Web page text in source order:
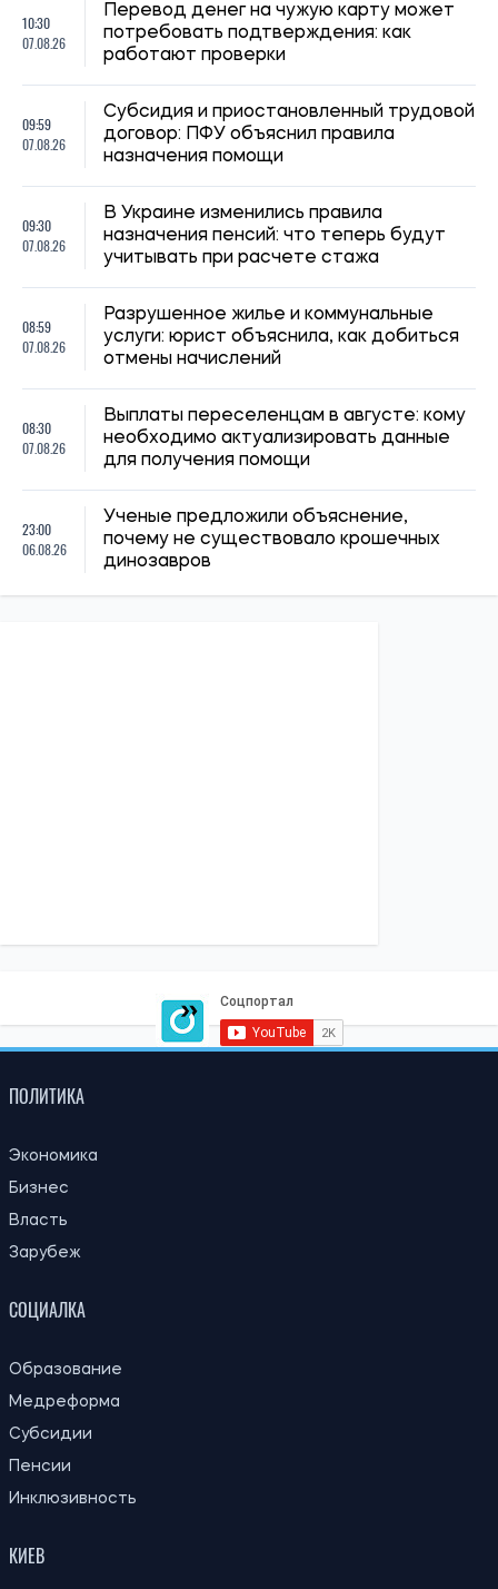
10:30
07.08.26
Перевод денег на чужую карту может
потребовать подтверждения: как
работают проверки
09:59
07.08.26
Субсидия и приостановленный трудовой
договор: ПФУ объяснил правила
назначения помощи
09:30
07.08.26
В Украине изменились правила
назначения пенсий: что теперь будут
учитывать при расчете стажа
08:59
07.08.26
Разрушенное жилье и коммунальные
услуги: юрист объяснила, как добиться
отмены начислений
08:30
07.08.26
Выплаты переселенцам в августе: кому
необходимо актуализировать данные
для получения помощи
23:00
06.08.26
Ученые предложили объяснение,
почему не существовало крошечных
динозавров
Власть
Образование
Медреформа